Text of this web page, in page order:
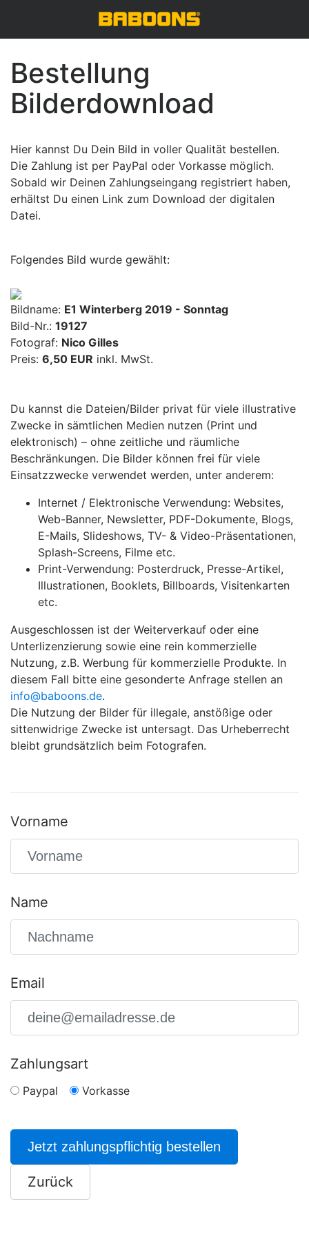
Bestellung
Bilderdownload
Hier kannst Du Dein Bild in voller Qualität bestellen.
Die Zahlung ist per PayPal oder Vorkasse möglich.
Sobald wir Deinen Zahlungseingang registriert haben,
erhältst Du einen Link zum Download der digitalen
Datei.
Folgendes Bild wurde gewählt:
Bildname: E1 Winterberg 2019 - Sonntag
Bild-Nr.: 19127
Fotograf: Nico Gilles
Preis: 6,50 EUR inkl. MwSt.
Du kannst die Dateien/Bilder privat für viele illustrative
Zwecke in sämtlichen Medien nutzen (Print und
elektronisch) – ohne zeitliche und räumliche
Beschränkungen. Die Bilder können frei für viele
Einsatzzwecke verwendet werden, unter anderem:
Internet / Elektronische Verwendung: Websites,
Web-Banner, Newsletter, PDF-Dokumente, Blogs,
E-Mails, Slideshows, TV- & Video-Präsentationen,
Splash-Screens, Filme etc.
Print-Verwendung: Posterdruck, Presse-Artikel,
Illustrationen, Booklets, Billboards, Visitenkarten
etc.
Ausgeschlossen ist der Weiterverkauf oder eine
Unterlizenzierung sowie eine rein kommerzielle
Nutzung, z.B. Werbung für kommerzielle Produkte. In
diesem Fall bitte eine gesonderte Anfrage stellen an
info@baboons.de.
Die Nutzung der Bilder für illegale, anstößige oder
sittenwidrige Zwecke ist untersagt. Das Urheberrecht
bleibt grundsätzlich beim Fotografen.
Vorname
Name
Email
Zahlungsart
Paypal Vorkasse
Jetzt zahlungspflichtig bestellen
Zurück